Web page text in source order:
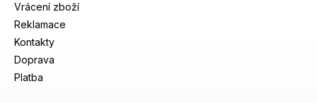
Vrácení zboží
Reklamace
Kontakty
Doprava
Platba